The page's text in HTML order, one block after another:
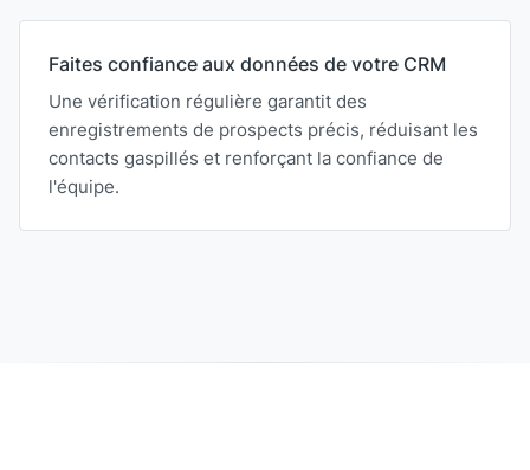
Faites confiance aux données de votre CRM
Une vérification régulière garantit des
enregistrements de prospects précis, réduisant les
contacts gaspillés et renforçant la confiance de
l'équipe.